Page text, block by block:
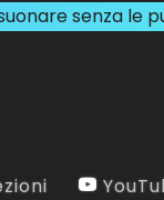
senza le